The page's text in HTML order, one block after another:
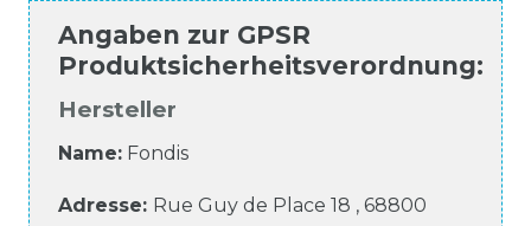
Angaben zur GPSR
Produktsicherheitsverordnung:
Hersteller
Name: Fondis
Adresse: Rue Guy de Place 18 , 68800